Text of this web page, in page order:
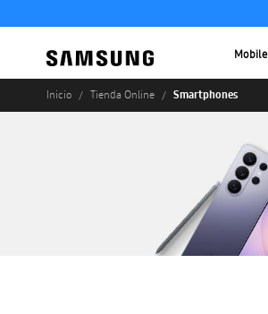
Mobile
Inicio Tienda Online Smartphones